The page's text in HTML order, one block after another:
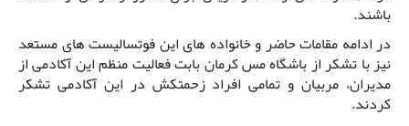
باشند.
در ادامه مقامات حاضر و خانواده های این فوتسالیست های مستعد
نیز با تشکر از باشگاه مس کرمان بابت فعالیت منظم این آکادمی از
مدیران، مربیان و تمامی افراد زحمتکش در این آکادمی تشکر
کردند.